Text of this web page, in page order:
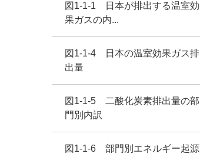
図1-1-1 日本が排出する温室効
果ガスの内...
図1-1-4 日本の温室効果ガス排
出量
図1-1-5 二酸化炭素排出量の部
門別内訳
図1-1-6 部門別エネルギー起源